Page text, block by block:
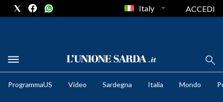
METEO
Italy ACCEDI
ProgrammaUS Video Sardegna Italia Mondo